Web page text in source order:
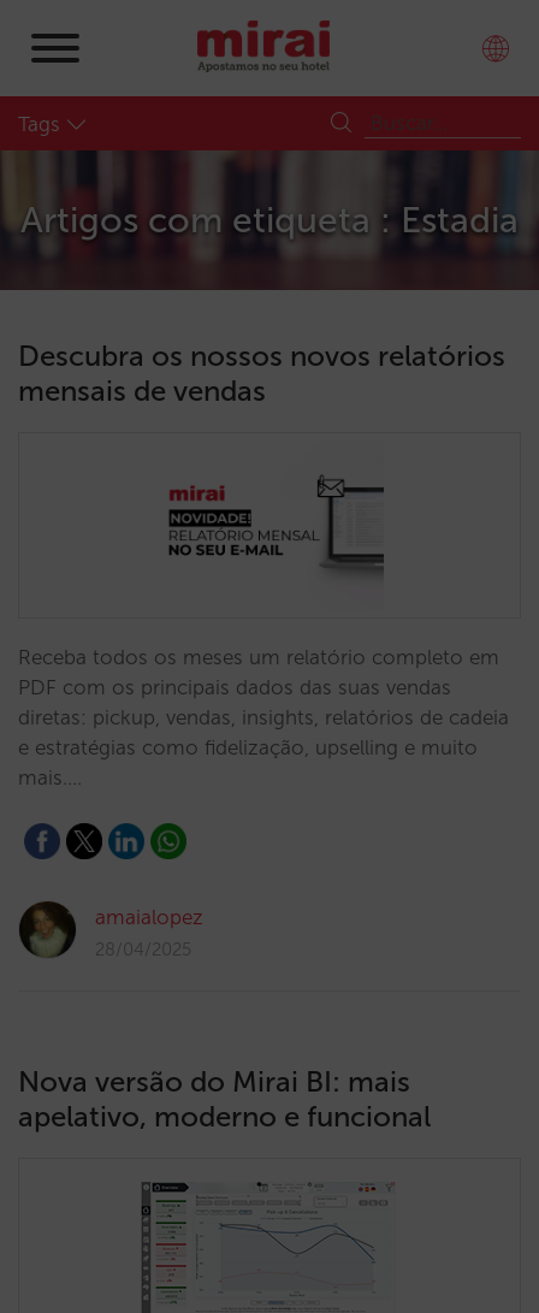
Tags
Artigos com etiqueta : Estadia
Descubra os nossos novos relatórios
mensais de vendas
Receba todos os meses um relatório completo em
PDF com os principais dados das suas vendas
diretas: pickup, vendas, insights, relatórios de cadeia
e estratégias como fidelização, upselling e muito
mais.…
amaialopez
28/04/2025
Nova versão do Mirai BI: mais
apelativo, moderno e funcional